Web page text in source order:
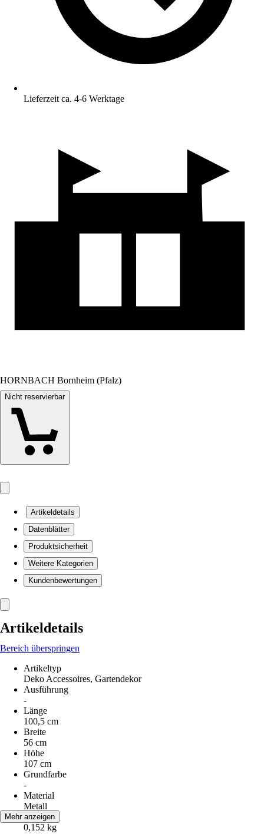
Lieferzeit ca. 4-6 Werktage
HORNBACH Bornheim (Pfalz)
Nicht reservierbar
Artikeldetails
Datenblätter
Produktsicherheit
Weitere Kategorien
Kundenbewertungen
Artikeldetails
Bereich überspringen
Artikeltyp
Deko Accessoires, Gartendekor
Ausführung
-
Länge
100,5 cm
Breite
56 cm
Höhe
107 cm
Grundfarbe
-
Material
Metall
Gewicht
0,152 kg
Mehr anzeigen